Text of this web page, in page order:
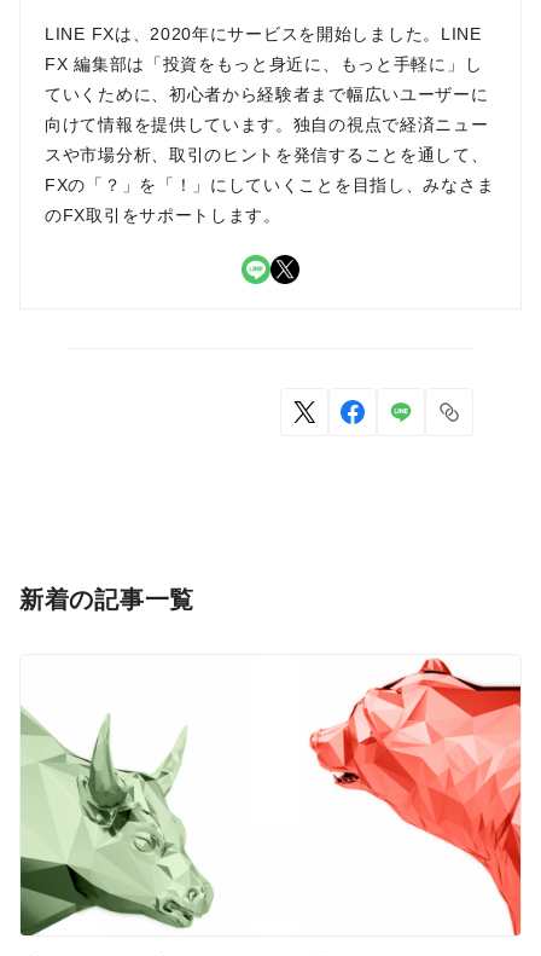
LINE FXは、2020年にサービスを開始しました。LINE
FX 編集部は「投資をもっと身近に、もっと手軽に」し
ていくために、初心者から経験者まで幅広いユーザーに
向けて情報を提供しています。独自の視点で経済ニュー
スや市場分析、取引のヒントを発信することを通して、
FXの「？」を「！」にしていくことを目指し、みなさま
のFX取引をサポートします。
LINE
新着の記事一覧